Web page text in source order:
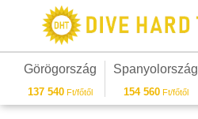
Görögország
137 540 Ft/főtől
Spanyolország
154 560Ft/főtől